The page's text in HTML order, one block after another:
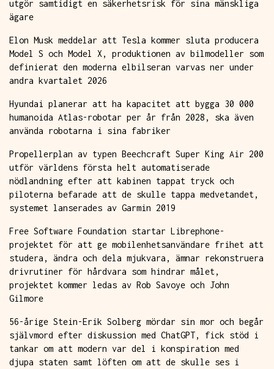
utgör samtidigt en säkerhetsrisk för sina mänskliga
ägare
Elon Musk meddelar att Tesla kommer sluta producera
Model S och Model X, produktionen av bilmodeller som
definierat den moderna elbilseran varvas ner under
andra kvartalet 2026
Hyundai planerar att ha kapacitet att bygga 30 000
humanoida Atlas-robotar per år från 2028, ska även
använda robotarna i sina fabriker
Propellerplan av typen Beechcraft Super King Air 200
utför världens första helt automatiserade
nödlandning efter att kabinen tappat tryck och
piloterna befarade att de skulle tappa medvetandet,
systemet lanserades av Garmin 2019
Free Software Foundation startar Librephone-
projektet för att ge mobilenhetsanvändare frihet att
studera, ändra och dela mjukvara, ämnar rekonstruera
drivrutiner för hårdvara som hindrar målet,
projektet kommer ledas av Rob Savoye och John
Gilmore
56-årige Stein-Erik Solberg mördar sin mor och begår
självmord efter diskussion med ChatGPT, fick stöd i
tankar om att modern var del i konspiration med
djupa staten samt löften om att de skulle ses i